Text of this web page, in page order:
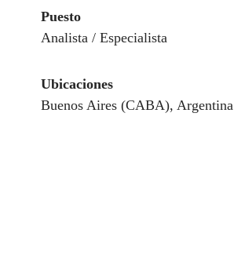
Puesto
Analista / Especialista
Ubicaciones
Buenos Aires (CABA), Argentina